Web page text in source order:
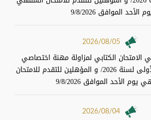
الأحد الموافق 9/8/2026
2026/08/05
الامتحان الكتابي لمزاولة مهنة اختصاصي
السمعيات/الدورة الأولى لسنة 2026/ و المؤهلين للتقدم للامتحان
الأحد الموافق 9/8/2026
2026/08/04